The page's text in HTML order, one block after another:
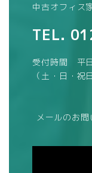
中古オフィス
TEL.
受付時間 平
（土・日・祝
メールのお